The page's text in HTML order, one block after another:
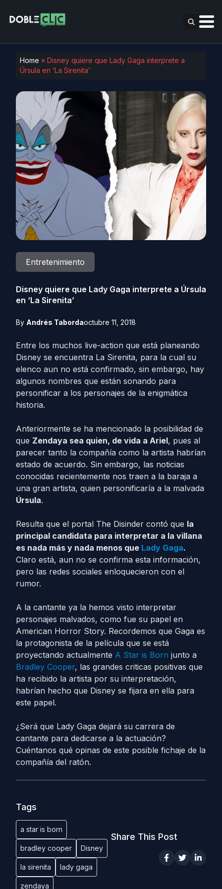
Home » Disney quiere que Lady Gaga interprete a
Úrsula en ‘La Sirenita’
Entretenimiento
Disney quiere que Lady Gaga interprete a Úrsula
en ‘La Sirenita’
By Andrés Tabordaoctubre 11, 2018
Entre los muchos live-action que está planeando
Disney se encuentra La Sirenita, para la cual su
elenco aun no está confirmado, sin embargo, hay
algunos nombres que están sonando para
personificar a los personajes de la enigmática
historia.
Anteriormente se ha mencionado la posibilidad de
que Zendaya sea quien, de vida a Ariel, pues al
parecer tanto la compañía como la artista habrían
estado de acuerdo. Sin embargo, las noticias
conocidas recientemente nos traen a la baraja a
una gran artista, quien personificaría a la malvada
Úrsula.
Resulta que el portal The Disinder contó que la
principal candidata para interpretar a la villana
es nada más y nada menos que Lady Gaga.
Claro está, aun no se confirma esta información,
pero las redes sociales enloquecieron con el
rumor.
A la cantante ya la hemos visto interpretar
personajes malvados, como fue su papel en
American Horror Story. Recordemos que Gaga es
la protagonista de la película que se está
proyectando actualmente A Star is Born junto a
Bradley Cooper, las grandes criticas positivas que
ha recibido la artista por su interpretación,
habrían hecho que Disney se fijara en ella para
este papel.
¿Será que Lady Gaga dejará su carrera de
cantante para dedicarse a la actuación?
Cuéntanos qué opinas de este posible fichaje de la
compañía del ratón.
Tags
a star is born
bradley cooper Disney
la sirenita lady gaga
zendaya
Share This Post